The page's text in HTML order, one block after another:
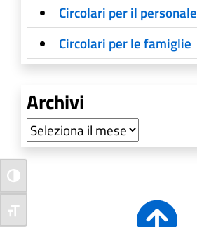
Attiva/disattiva alto contrasto
Attiva/disattiva dimensione testo
Circolari per il personale
Circolari per le famiglie
Archivi
Archivi